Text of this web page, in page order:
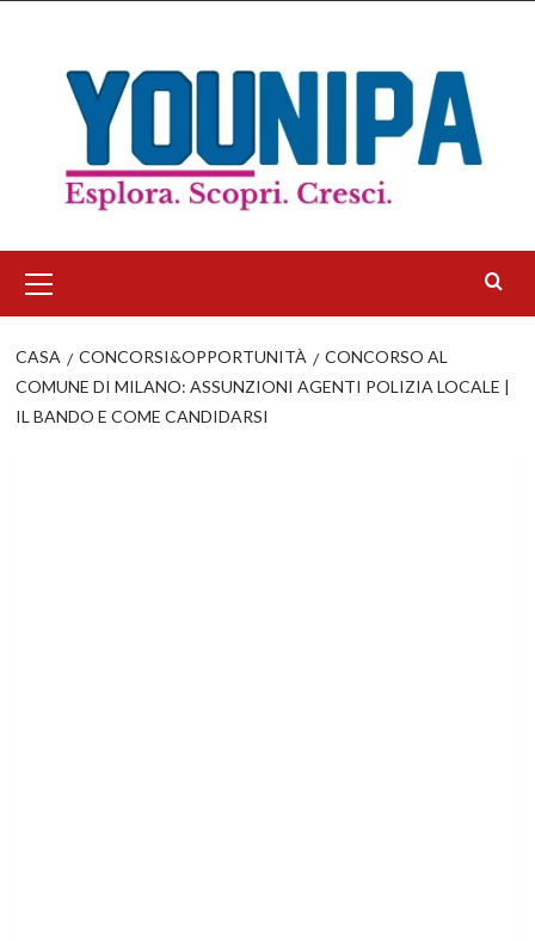
contenuto
principale
CASA CONCORSI&OPPORTUNITÀ
CONCORSO AL
COMUNE DI MILANO: ASSUNZIONI AGENTI POLIZIA LOCALE |
IL BANDO E COME CANDIDARSI